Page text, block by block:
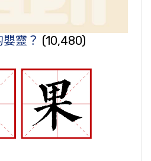
靈？ (10,480)